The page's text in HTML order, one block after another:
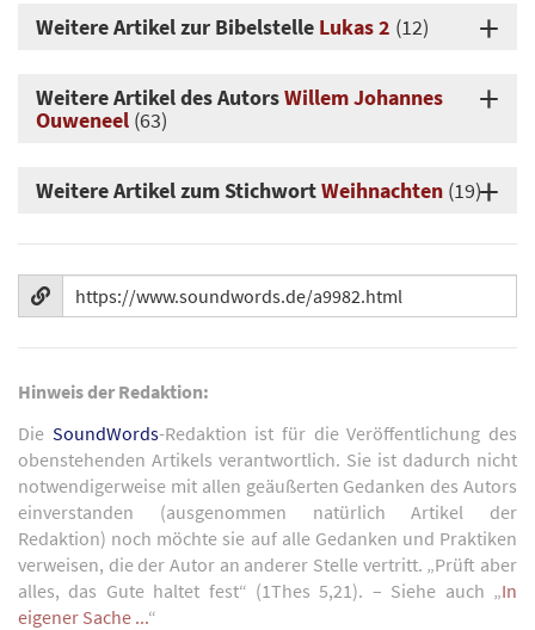
Weitere Artikel zur Bibelstelle Lukas 2 (12)
Weitere Artikel des AutorsWillem Johannes
Ouweneel (63)
Weitere Artikel zum StichwortWeihnachten (19)
Hinweis der Redaktion:
Die SoundWords-Redaktion ist für die Veröffentlichung des
obenstehenden Artikels verantwortlich. Sie ist dadurch nicht
notwendigerweise mit allen geäußerten Gedanken des Autors
einverstanden (ausgenommen natürlich Artikel der
Redaktion) noch möchte sie auf alle Gedanken und Praktiken
verweisen, die der Autor an anderer Stelle vertritt. „Prüft aber
alles, das Gute haltet fest“ (1Thes 5,21). – Siehe auch „In
eigener Sache ...“